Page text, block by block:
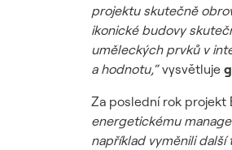
projektu skutečně
ikonické budovy
uměleckých prvků v
a hodnotu,“vysvětluje
Za poslední rok projekt
energetickému
například vyměnili další